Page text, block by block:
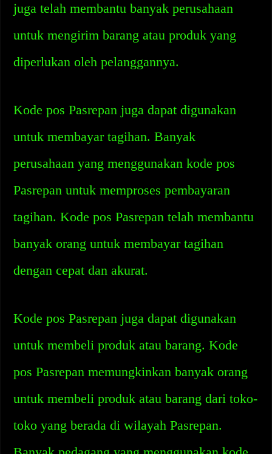
juga telah membantu banyak perusahaan
untuk mengirim barang atau produk yang
diperlukan oleh pelanggannya.
Kode pos Pasrepan juga dapat digunakan
untuk membayar tagihan. Banyak
perusahaan yang menggunakan kode pos
Pasrepan untuk memproses pembayaran
tagihan. Kode pos Pasrepan telah membantu
banyak orang untuk membayar tagihan
dengan cepat dan akurat.
Kode pos Pasrepan juga dapat digunakan
untuk membeli produk atau barang. Kode
pos Pasrepan memungkinkan banyak orang
untuk membeli produk atau barang dari toko-
toko yang berada di wilayah Pasrepan.